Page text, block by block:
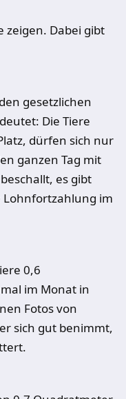
zeigen. Dabei gibt
gesetzlichen
Die Tiere
dürfen sich nur
ganzen Tag mit
es gibt
Lohnfortzahlung im
0,6
im Monat in
Fotos von
sich gut benimmt,